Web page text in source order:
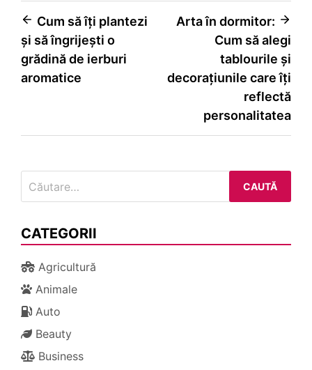
Navigare
în
articole
Cum să îți plantezi
și să îngrijești o
grădină de ierburi
aromatice
Arta în dormitor:
Cum să alegi
tablourile și
decorațiunile care îți
reflectă
personalitatea
după:
CATEGORII
Agricultură
Animale
Auto
Beauty
Business